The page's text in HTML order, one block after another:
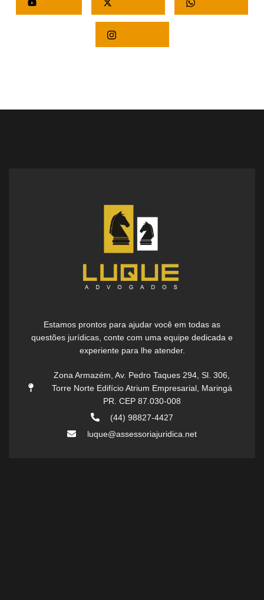
Instagram
Estamos prontos para ajudar você em todas as
questões jurídicas, conte com uma equipe dedicada e
experiente para lhe atender.
Zona Armazém, Av. Pedro Taques 294, Sl. 306,
Torre Norte Edifício Atrium Empresarial, Maringá
PR. CEP 87.030-008
(44) 98827-4427
luque@assessoriajuridica.net